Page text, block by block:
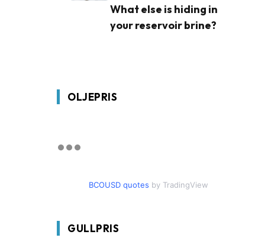
What else is hiding in
your reservoir brine?
OLJEPRIS
BCOUSD quotes by TradingView
GULLPRIS